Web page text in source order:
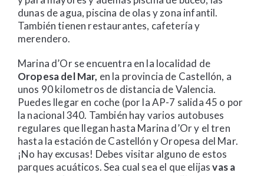
dunas de agua, piscina de olas y zona infantil.
También tienen restaurantes, cafetería y
merendero.
Marina d’Or se encuentra en la localidad de
Oropesa del Mar, en la provincia de Castellón, a
unos 90 kilometros de distancia de Valencia.
Puedes llegar en coche (por la AP-7 salida 45 o por
la nacional 340. También hay varios autobuses
regulares que llegan hasta Marina d’Or y el tren
hasta la estación de Castellón y Oropesa del Mar.
¡No hay excusas! Debes visitar alguno de estos
parques acuáticos. Sea cual sea el que elijasvas a